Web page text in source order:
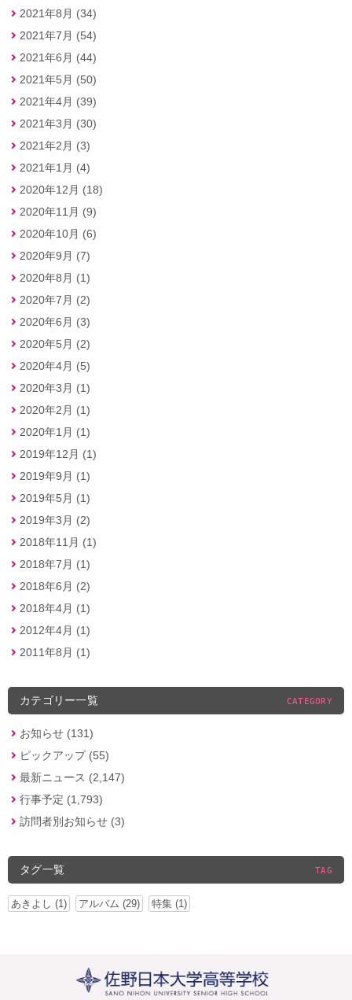
2021年8月 (34)
2021年7月 (54)
2021年6月 (44)
2021年5月 (50)
2021年4月 (39)
2021年3月 (30)
2021年2月 (3)
2021年1月 (4)
2020年12月 (18)
2020年11月 (9)
2020年10月 (6)
2020年9月 (7)
2020年8月 (1)
2020年7月 (2)
2020年6月 (3)
2020年5月 (2)
2020年4月 (5)
2020年3月 (1)
2020年2月 (1)
2020年1月 (1)
2019年12月 (1)
2019年9月 (1)
2019年5月 (1)
2019年3月 (2)
2018年11月 (1)
2018年7月 (1)
2018年6月 (2)
2018年4月 (1)
2012年4月 (1)
2011年8月 (1)
カテゴリー一覧 CATEGORY
お知らせ (131)
ピックアップ (55)
最新ニュース (2,147)
行事予定 (1,793)
訪問者別お知らせ (3)
タグ一覧 TAG
あきよし (1) アルバム (29) 特集 (1)